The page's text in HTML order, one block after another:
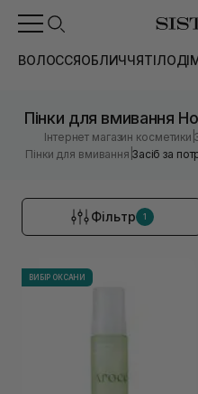
ВОЛОССЯОБЛИЧЧЯТІЛО
Пінки для вмивання
Інтернет магазин косметики
Пінки для вмивання |Засіб за
Фільтр 1
ВИБІР ОКСАНИ